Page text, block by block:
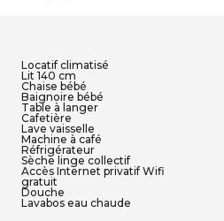
Locatif climatisé
Lit 140 cm
Chaise bébé
Baignoire bébé
Table à langer
Cafetière
Lave vaisselle
Machine à café
Réfrigérateur
Sèche linge collectif
Accès Internet privatif Wifi
gratuit
Douche
Lavabos eau chaude